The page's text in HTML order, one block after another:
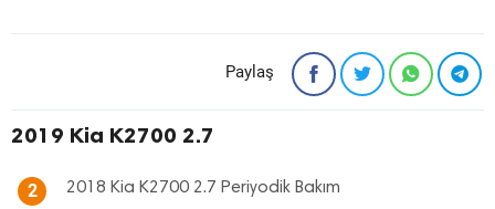
Paylaş
2019 Kia K2700 2.7
2 2018 Kia K2700 2.7 Periyodik Bakım